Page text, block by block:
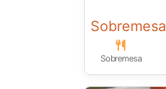
Sobremesa
Sobremesa